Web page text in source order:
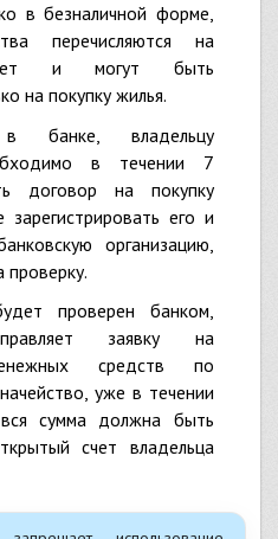
в безналичной форме,
перечисляются на
и могут быть
на покупку жилья.
в течении 7
договор на покупку
его и
организацию,
проверку.
заявку на
средств по
уже в течении
сумма должна быть
счет владельца